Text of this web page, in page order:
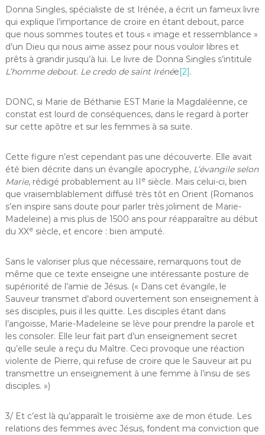
Donna Singles, spécialiste de st Irénée, a écrit un fameux livre
qui explique l’importance de croire en étant debout, parce
que nous sommes toutes et tous « image et ressemblance »
d’un Dieu qui nous aime assez pour nous vouloir libres et
prêts à grandir jusqu’à lui. Le livre de Donna Singles s’intitule
L’homme debout. Le credo de saint Irénée[2].
DONC, si Marie de Béthanie EST Marie la Magdaléenne, ce
constat est lourd de conséquences, dans le regard à porter
sur cette apôtre et sur les femmes à sa suite.
Cette figure n’est cependant pas une découverte. Elle avait
été bien décrite dans un évangile apocryphe, L’évangile selon
Marie, rédigé probablement au II esiècle. Mais celui-ci, bien
que vraisemblablement diffusé très tôt en Orient (Romanos
s’en inspire sans doute pour parler très joliment de Marie-
Madeleine) a mis plus de 1500 ans pour réapparaître au début
du XXesiècle, et encore : bien amputé.
Sans le valoriser plus que nécessaire, remarquons tout de
même que ce texte enseigne une intéressante posture de
supériorité de l’amie de Jésus. (« Dans cet évangile, le
Sauveur transmet d’abord ouvertement son enseignement à
ses disciples, puis il les quitte. Les disciples étant dans
l’angoisse, Marie-Madeleine se lève pour prendre la parole et
les consoler. Elle leur fait part d’un enseignement secret
qu’elle seule a reçu du Maître. Ceci provoque une réaction
violente de Pierre, qui refuse de croire que le Sauveur ait pu
transmettre un enseignement à une femme à l’insu de ses
disciples. »)
3/ Et c’est là qu’apparaît le troisième axe de mon étude. Les
relations des femmes avec Jésus, fondent ma conviction que